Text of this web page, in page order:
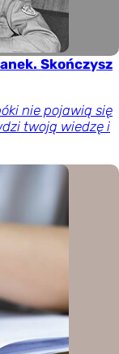
Skończysz
nie pojawią się
twoją wiedzę i